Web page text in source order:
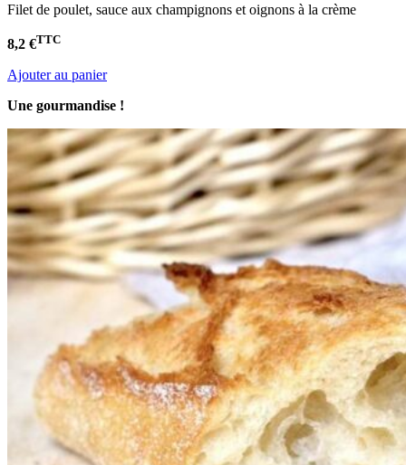
Filet de poulet, sauce aux champignons et oignons à la crème
8,2 €TTC
Ajouter au panier
Une gourmandise !